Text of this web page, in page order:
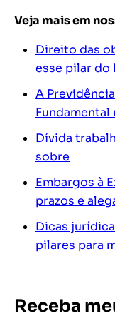
Veja mais em
Direito das
esse pilar
A
Fundamental
Dívida
sobre
Embargos à
prazos e
Dicas
pilares para
Receba